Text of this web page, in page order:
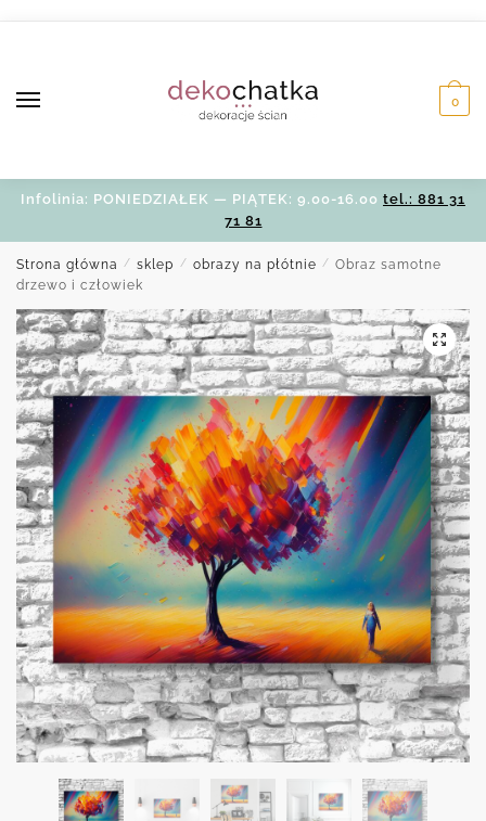
0
Infolinia: PONIEDZIAŁEK — PIĄTEK: 9.00-16.00 tel.: 881 31
71 81
Strona główna / sklep / obrazy na płótnie / Obraz samotne
drzewo i człowiek